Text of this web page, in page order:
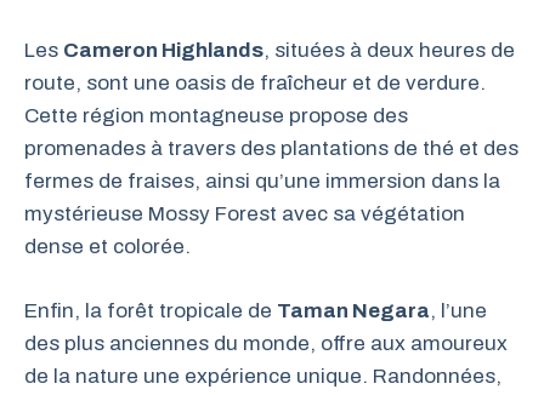
Les Cameron Highlands, situées à deux heures de
route, sont une oasis de fraîcheur et de verdure.
Cette région montagneuse propose des
promenades à travers des plantations de thé et des
fermes de fraises, ainsi qu’une immersion dans la
mystérieuse Mossy Forest avec sa végétation
dense et colorée.
Enfin, la forêt tropicale de Taman Negara, l’une
des plus anciennes du monde, offre aux amoureux
de la nature une expérience unique. Randonnées,